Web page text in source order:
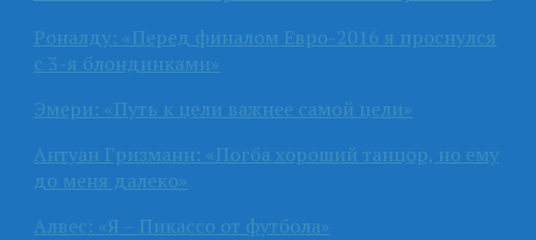
Роналду: «Перед финалом Евро-2016 я проснулся
с 3-я блондинками»
Эмери: «Путь к цели важнее самой цели»
Антуан Гризманн: «Погба хороший танцор, но ему
до меня далеко»
Алвес: «Я – Пикассо от футбола»